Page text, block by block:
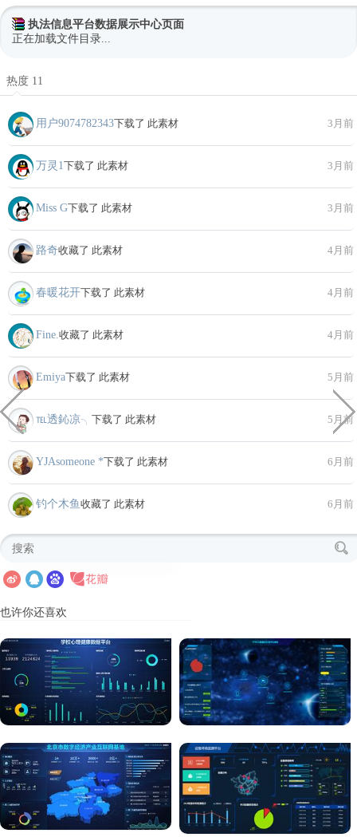
执法信息平台数据展示中心页面
正在加载文件目录...
热度 11
用户9074782343下载了 此素材 3月前
万灵1 下载了 此素材 3月前
Miss G下载了 此素材 3月前
路奇收藏了 此素材 4月前
春暖花开下载了 此素材 4月前
Fine. 收藏了 此素材 4月前
Emiya下载了 此素材 5月前
℡透鈊凉╮ 下载了 此素材 5月前
YJAsomeone *下载了 此素材 6月前
钓个木鱼收藏了 此素材 6月前
也许你还喜欢